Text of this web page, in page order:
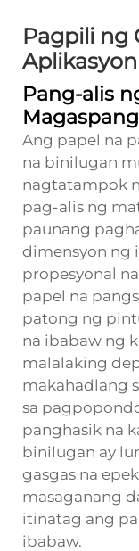
Pagpili ng
Aplikasyon
Pang-alis
Ang papel na
na binilugan
nagtatampok
pag-alis ng
paunang
dimensyon ng
propesyonal
papel na
patong ng
na ibabaw ng
malalaking
makahadlang
sa
panghasik na
binilugan ay
gasgas na
masaganang
itinatag ang
ibabaw.